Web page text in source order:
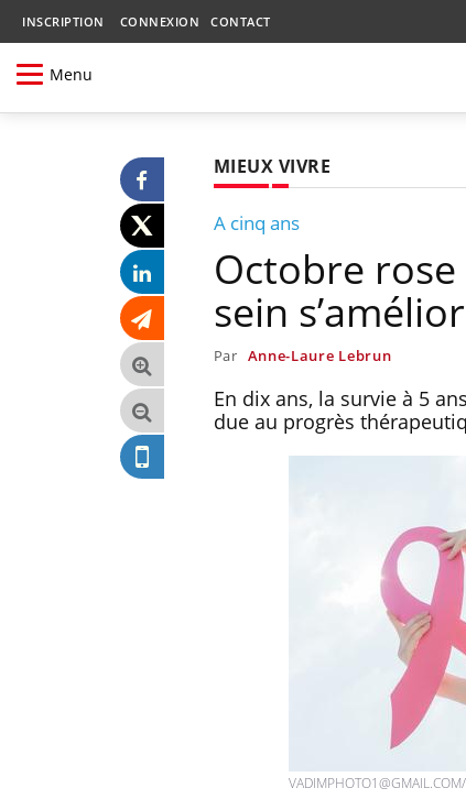
INSCRIPTION CONNEXION CONTACT
Menu
MIEUX VIVRE
A cinq ans
Octobre
sein
Par Anne-Laure Lebrun
En dix ans, la survie à 5
due au progrès
Chikungunya, dengue,
West Nile : que se passe-t-
il dans le sud de la France ?
protègent-ils aussi les os ?